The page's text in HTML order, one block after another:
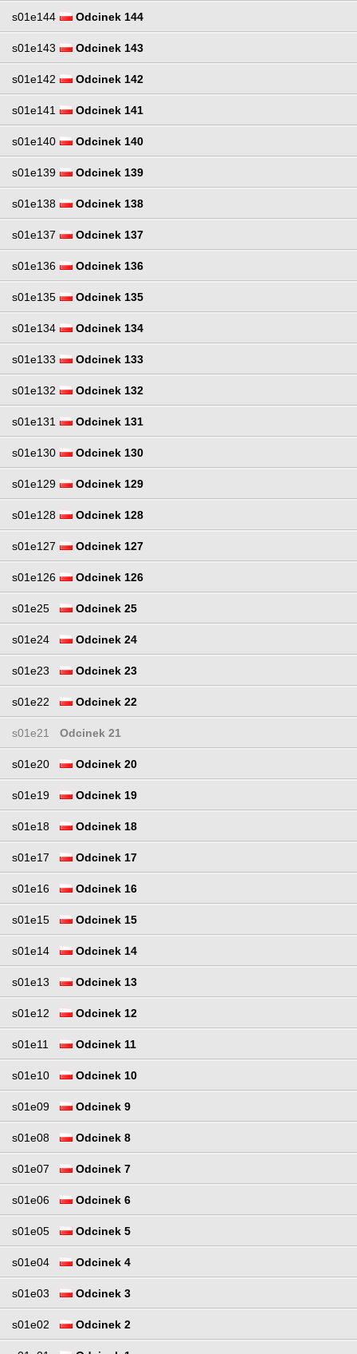
s01e144 Odcinek 144
s01e143 Odcinek 143
s01e142 Odcinek 142
s01e141 Odcinek 141
s01e140 Odcinek 140
s01e139 Odcinek 139
s01e138 Odcinek 138
s01e137 Odcinek 137
s01e136 Odcinek 136
s01e135 Odcinek 135
s01e134 Odcinek 134
s01e133 Odcinek 133
s01e132 Odcinek 132
s01e131 Odcinek 131
s01e130 Odcinek 130
s01e129 Odcinek 129
s01e128 Odcinek 128
s01e127 Odcinek 127
s01e126 Odcinek 126
s01e25 Odcinek 25
s01e24 Odcinek 24
s01e23 Odcinek 23
s01e22 Odcinek 22
s01e21 Odcinek 21
s01e20 Odcinek 20
s01e19 Odcinek 19
s01e18 Odcinek 18
s01e17 Odcinek 17
s01e16 Odcinek 16
s01e15 Odcinek 15
s01e14 Odcinek 14
s01e13 Odcinek 13
s01e12 Odcinek 12
s01e11 Odcinek 11
s01e10 Odcinek 10
s01e09 Odcinek 9
s01e08 Odcinek 8
s01e07 Odcinek 7
s01e06 Odcinek 6
s01e05 Odcinek 5
s01e04 Odcinek 4
s01e03 Odcinek 3
s01e02 Odcinek 2